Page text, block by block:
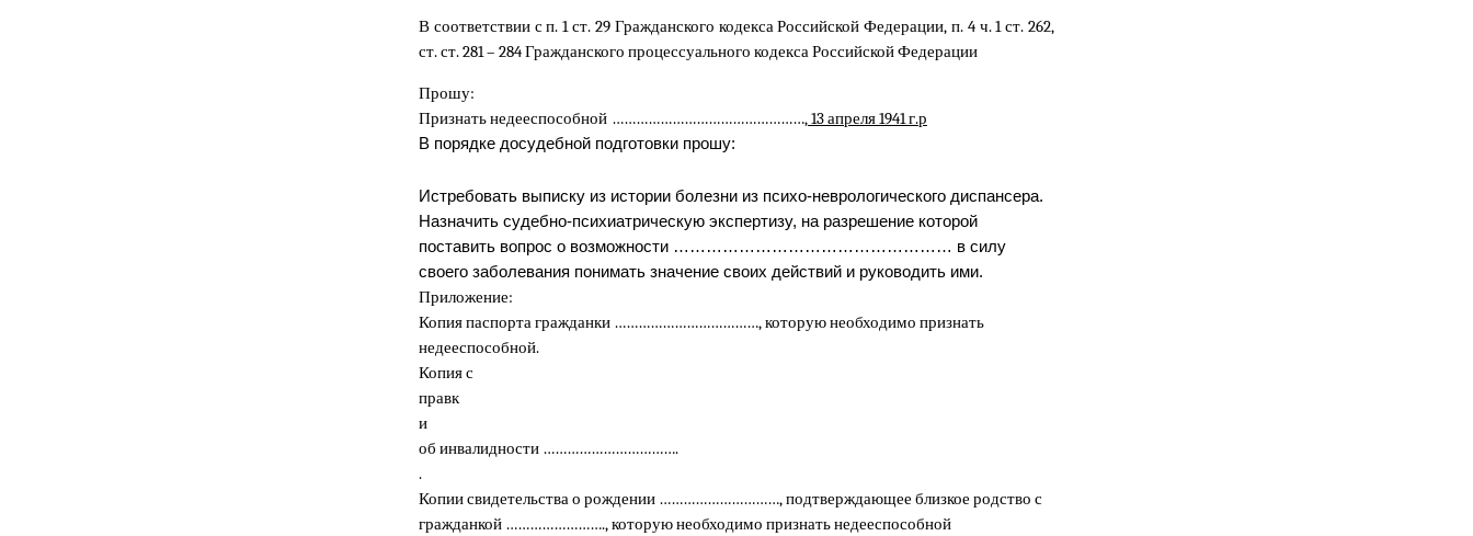
В соответствии с п. 1 ст. 29 Гражданского кодекса Российской Федерации, п. 4 ч. 1 ст. 262,
ст. ст. 281 – 284 Гражданского процессуального кодекса Российской Федерации
Прошу:
Признать недееспособной …………………………………………, 13 апреля 1941 г.р
В порядке досудебной подготовки прошу:
Истребовать выписку из истории болезни из психо-неврологического диспансера.
Назначить судебно-психиатрическую экспертизу, на разрешение которой
поставить вопрос о возможности …………………………………………… в силу
своего заболевания понимать значение своих действий и руководить ими.
Приложение:
Копия паспорта гражданки ………………………………, которую необходимо признать
недееспособной.
Копия с
правк
и
об инвалидности …………………………….
.
Копии свидетельства о рождении …………………………, подтверждающее близкое родство с
гражданкой ……………………., которую необходимо признать недееспособной